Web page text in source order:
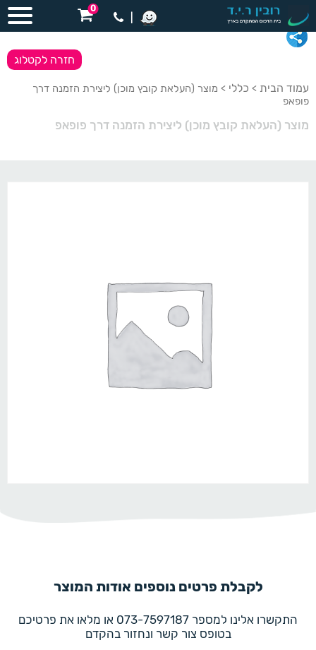
0
עמוד הבית > כללי > מוצר (העלאת קובץ מוכן) ליצירת הזמנה דרך
פופאפ
מוצר (העלאת קובץ מוכן) ליצירת הזמנה דרך פופאפ
חזרה לקטלוג
לקבלת פרטים נוספים אודות המוצר
התקשרו אלינו למספר 073-7597187 או מלאו את פרטיכם
בטופס צור קשר ונחזור בהקדם